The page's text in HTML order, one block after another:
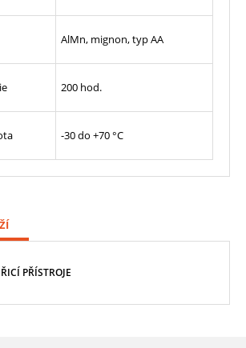
AlMn, mignon, typ AA
200 hod.
-30 do +70 °C
PŘÍSTROJE